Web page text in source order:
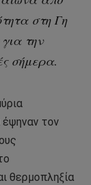
στη Γη
την
σήμερα.
τον
θερμοπληξία